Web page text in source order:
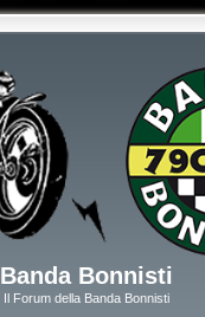
Banda Bonnisti
Il Forum della Banda Bonnisti